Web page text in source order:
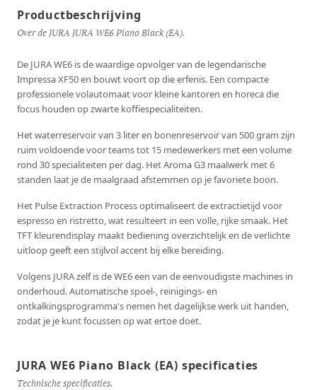
Productbeschrijving
Over de JURA JURA WE6 Piano Black (EA).
De JURA WE6 is de waardige opvolger van de legendarische
Impressa XF50 en bouwt voort op die erfenis. Een compacte
professionele volautomaat voor kleine kantoren en horeca die
focus houden op zwarte koffiespecialiteiten.
Het waterreservoir van 3 liter en bonenreservoir van 500 gram zijn
ruim voldoende voor teams tot 15 medewerkers met een volume
rond 30 specialiteiten per dag. Het Aroma G3 maalwerk met 6
standen laat je de maalgraad afstemmen op je favoriete boon.
Het Pulse Extraction Process optimaliseert de extractietijd voor
espresso en ristretto, wat resulteert in een volle, rijke smaak. Het
TFT kleurendisplay maakt bediening overzichtelijk en de verlichte
uitloop geeft een stijlvol accent bij elke bereiding.
Volgens JURA zelf is de WE6 een van de eenvoudigste machines in
onderhoud. Automatische spoel-, reinigings- en
ontkalkingsprogramma's nemen het dagelijkse werk uit handen,
zodat je je kunt focussen op wat ertoe doet.
JURA WE6 Piano Black (EA) specificaties
Technische specificaties.